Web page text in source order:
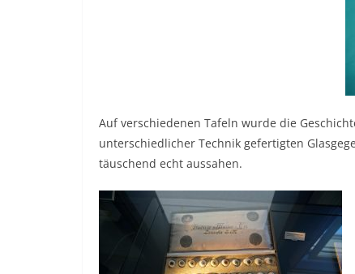
Auf verschiedenen Tafeln wurde die
unterschiedlicher Technik gefertigten
täuschend echt aussahen.